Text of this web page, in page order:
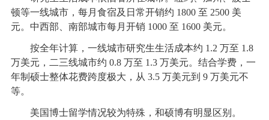
顿等一线城市，每月食宿及日常开销约 1800 至 2500 美
元。中西部、南部城市每月开销 1000 至 1600 美元。
按全年计算，一线城市研究生生活成本约 1.2 万至 1.8
万美元，二三线城市约 0.8 万至 1.3 万美元。结合学费，一
年制硕士整体花费跨度极大，从 3.5 万美元到 9 万美元不
等。
美国博士留学情况较为特殊，和硕博有明显区别。